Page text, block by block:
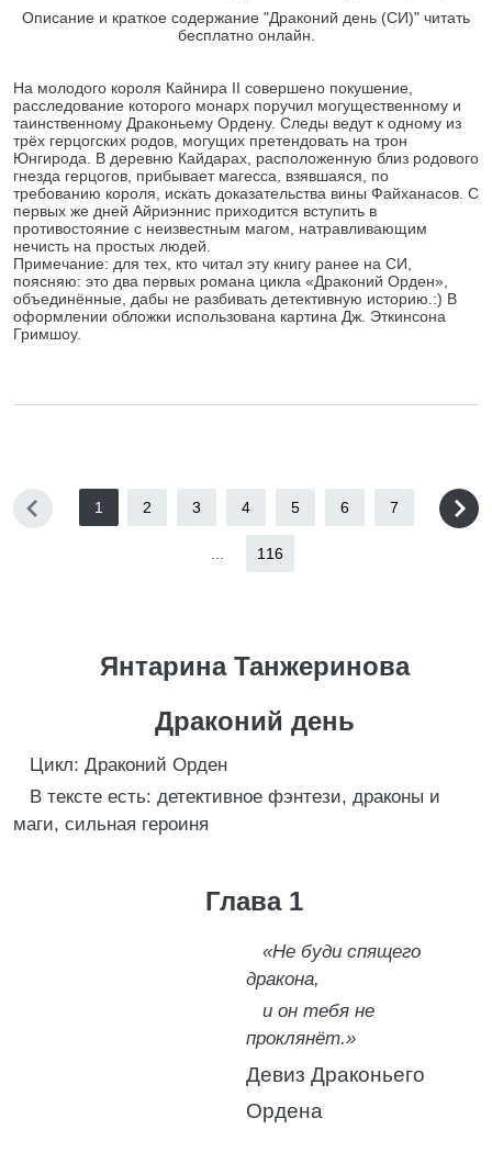
Описание и краткое содержание "Драконий день (СИ)" читать
бесплатно онлайн.
На молодого короля Кайнира II совершено покушение,
расследование которого монарх поручил могущественному и
таинственному Драконьему Ордену. Следы ведут к одному из
трёх герцогских родов, могущих претендовать на трон
Юнгирода. В деревню Кайдарах, расположенную близ родового
гнезда герцогов, прибывает магесса, взявшаяся, по
требованию короля, искать доказательства вины Файханасов. С
первых же дней Айриэннис приходится вступить в
противостояние с неизвестным магом, натравливающим
нечисть на простых людей.
Примечание: для тех, кто читал эту книгу ранее на СИ,
поясняю: это два первых романа цикла «Драконий Орден»,
объединённые, дабы не разбивать детективную историю.:) В
оформлении обложки использована картина Дж. Эткинсона
Гримшоу.
1 2 3 4 5 6 7
116
Янтарина Танжеринова
Драконий день
Цикл: Драконий Орден
В тексте есть: детективное фэнтези, драконы и
маги, сильная героиня
Глава 1
«Не буди спящего
дракона,
и он тебя не
проклянёт.»
Девиз Драконьего
Ордена